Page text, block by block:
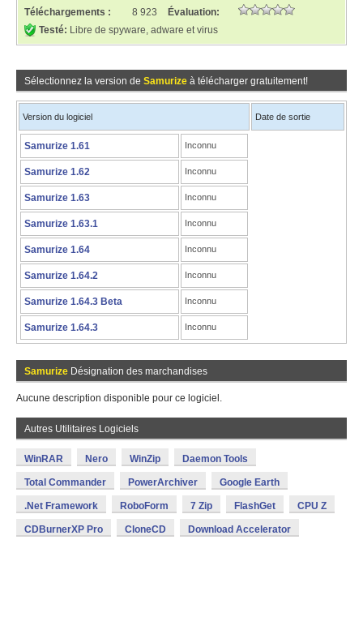
Téléchargements :
8 923
Évaluation:
Testé: Libre de spyware, adware et virus
Sélectionnez la version de Samurize à télécharger gratuitement!
Version du logiciel Date de sortie
Samurize 1.61 Inconnu
Samurize 1.62 Inconnu
Samurize 1.63 Inconnu
Samurize 1.63.1 Inconnu
Samurize 1.64 Inconnu
Samurize 1.64.2 Inconnu
Samurize 1.64.3 Beta Inconnu
Samurize 1.64.3 Inconnu
Samurize Désignation des marchandises
Aucune description disponible pour ce logiciel.
Autres Utilitaires Logiciels
WinRAR Nero WinZip Daemon Tools
Total Commander PowerArchiver Google Earth
.Net Framework RoboForm 7 Zip FlashGet CPU Z
CDBurnerXP Pro CloneCD Download Accelerator